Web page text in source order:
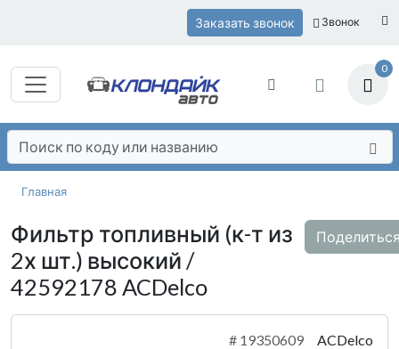
Заказать звонок Звонок
0
Главная
Фильтр топливный (к-т из
2х шт.) высокий /
42592178 ACDelco
# 19350609 ACDelco